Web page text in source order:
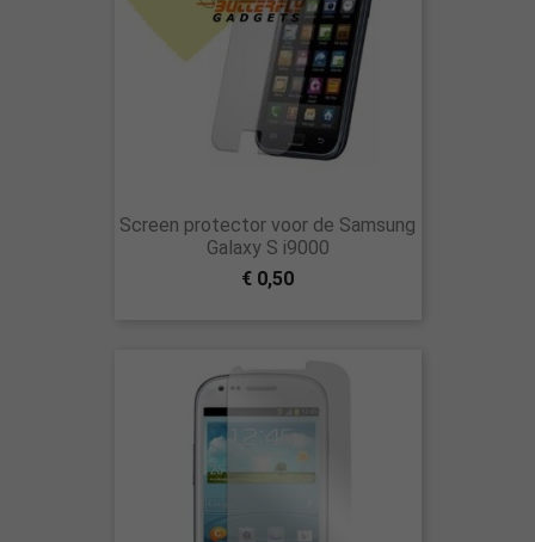
Screen protector voor de Samsung
Galaxy S i9000
€ 0,50